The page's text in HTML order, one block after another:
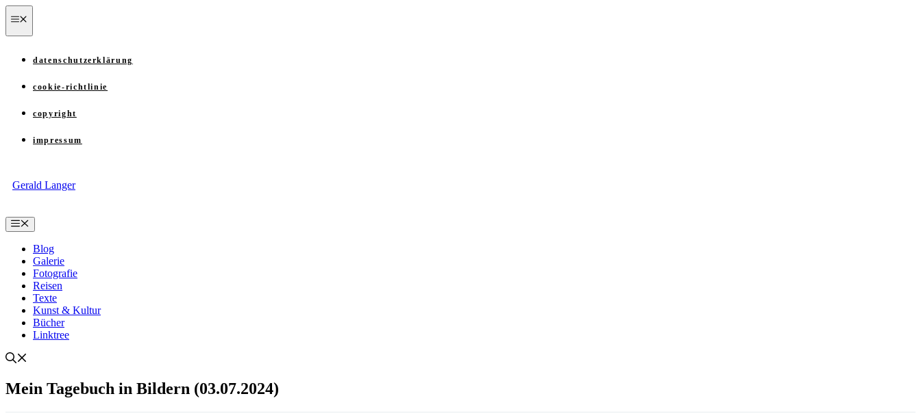
Zum
Inhalt
springen
datenschutzerklärung
cookie-richtlinie
copyright
impressum
Gerald Langer
Menü
Blog
Galerie
Fotografie
Reisen
Texte
Kunst & Kultur
Bücher
Linktree
Mein Tagebuch in Bildern (03.07.2024)